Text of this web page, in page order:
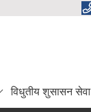
विधुतीय शुसासन सेवा